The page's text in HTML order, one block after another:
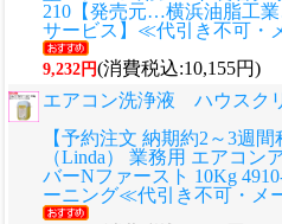
210【発売元…横浜油脂工
サービス】≪代引き不可・
9,232円(消費税込:10,155円)
エアコン洗浄液 ハウスク
【予約注文 納期約2～3週
（Linda） 業務用 エアコン
バーNファースト 10Kg
ーニング≪代引き不可・メ